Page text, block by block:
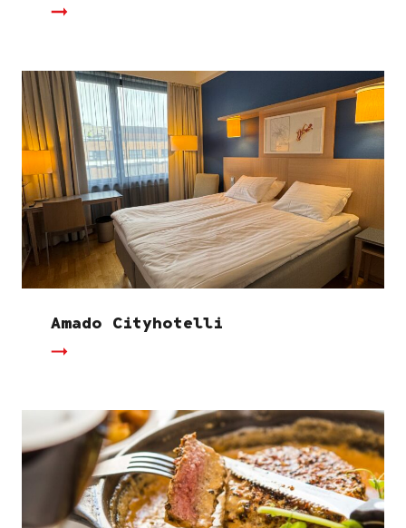
Amado Cityhotelli